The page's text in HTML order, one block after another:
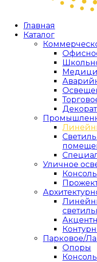
Главная
Каталог
Уличное
Парковое/
Опоры